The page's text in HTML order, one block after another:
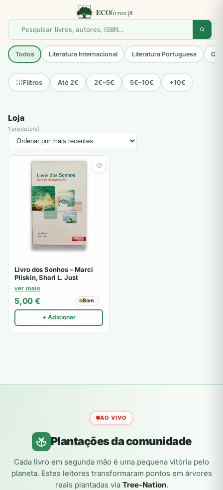
Todos Literatura Internacional Literatura Portuguesa
Filtros Até 2€ 2€–5€ 5€–10€ +10€
Loja
1 produto(s)
♡
Livro dos Sonhos – Marci
Pliskin, Shari L. Just
ver mais
5,00 € Bom
+ Adicionar
AO VIVO
Plantações da comunidade
Cada livro em segunda mão é uma pequena vitória pelo
planeta. Estes leitores transformaram pontos em árvores
reais plantadas via Tree-Nation.